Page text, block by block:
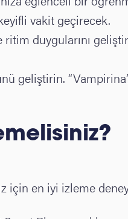
vakit geçirecek.
duygularını
geliştirin. “Vampirina”,
için en iyi izleme